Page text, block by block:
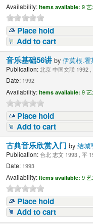
Availability: Items available: 9
Place hold
Add to cart
音乐基础56讲by伊莫根.霍
Publication: 北京 中国文联 1992 ,
Date: 1992
Availability: Items available: 9
Place hold
Add to cart
古典音乐欣赏入门by结城
Publication: 台北 志文 1993 , 平
Date: 1993
Availability: Items available: 9
Place hold
Add to cart